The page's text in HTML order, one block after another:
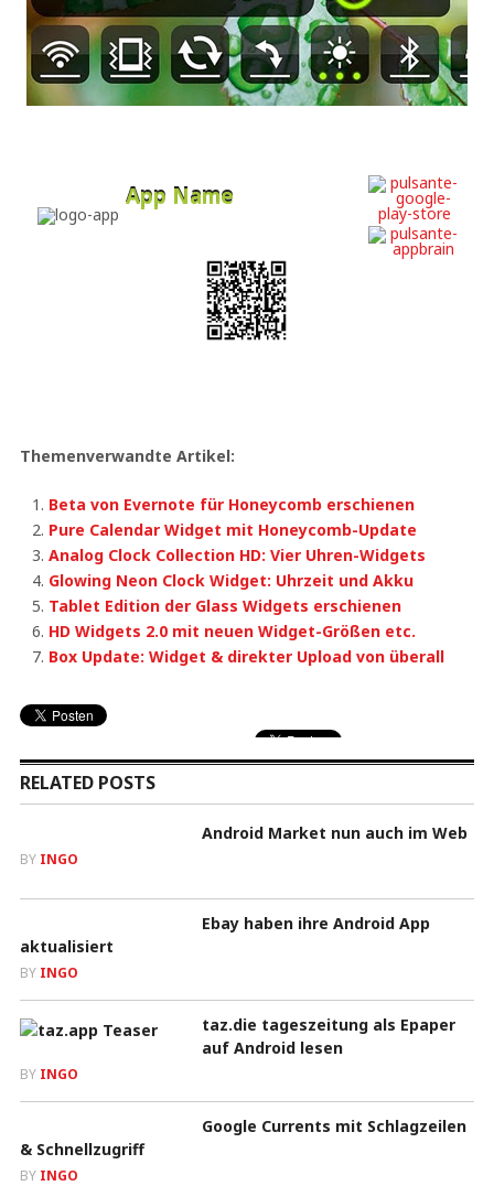
App Name
Themenverwandte Artikel:
Beta von Evernote für Honeycomb erschienen
Pure Calendar Widget mit Honeycomb-Update
Analog Clock Collection HD: Vier Uhren-Widgets
Glowing Neon Clock Widget: Uhrzeit und Akku
Tablet Edition der Glass Widgets erschienen
HD Widgets 2.0 mit neuen Widget-Größen etc.
Box Update: Widget & direkter Upload von überall
RELATED POSTS
Android Market nun auch im Web
BY INGO
Ebay haben ihre Android App
aktualisiert
BY INGO
taz.die tageszeitung als Epaper
auf Android lesen
BY INGO
Google Currents mit Schlagzeilen
& Schnellzugriff
BY INGO